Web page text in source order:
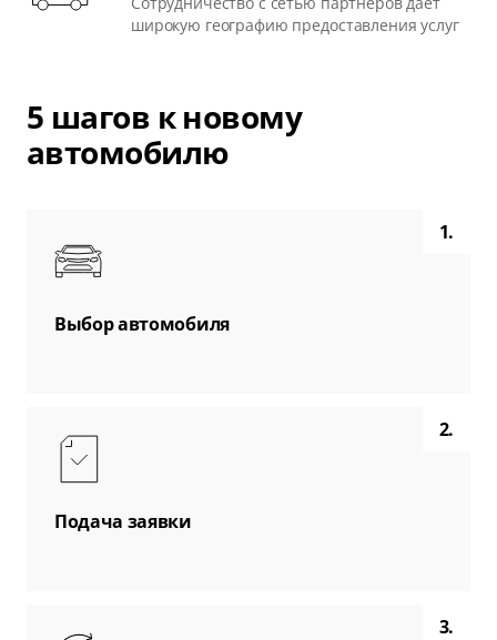
широкую географию предоставления услуг
5 шагов к новому
автомобилю
1.
Выбор автомобиля
2.
Подача заявки
3.